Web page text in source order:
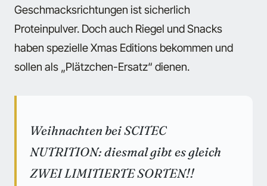
Geschmacksrichtungen ist sicherlich
Proteinpulver. Doch auch Riegel und Snacks
haben spezielle Xmas Editions bekommen und
sollen als „Plätzchen-Ersatz“ dienen.
Weihnachten bei SCITEC
NUTRITION: diesmal gibt es gleich
ZWEI LIMITIERTE SORTEN!!